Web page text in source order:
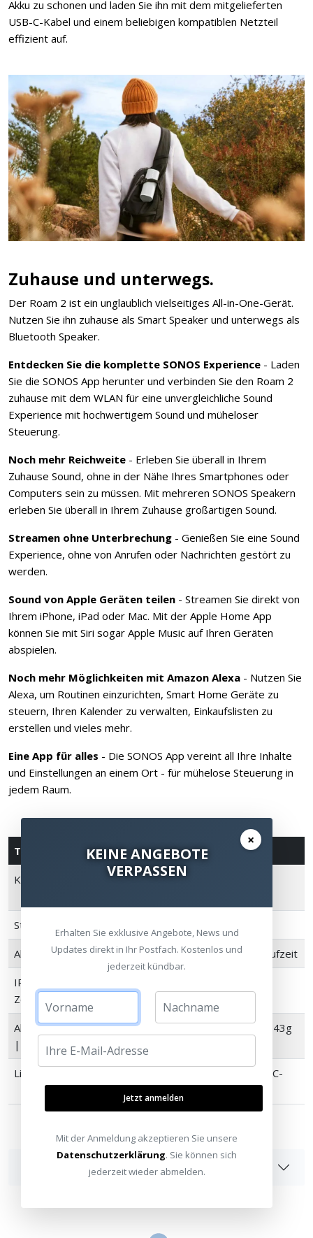
Akku zu schonen und laden Sie ihn mit dem mitgelieferten
USB-C-Kabel und einem beliebigen kompatiblen Netzteil
effizient auf.
Zuhause und unterwegs.
Der Roam 2 ist ein unglaublich vielseitiges All-in-One-Gerät.
Nutzen Sie ihn zuhause als Smart Speaker und unterwegs als
Bluetooth Speaker.
Entdecken Sie die komplette SONOS Experience - Laden
Sie die SONOS App herunter und verbinden Sie den Roam 2
zuhause mit dem WLAN für eine unvergleichliche Sound
Experience mit hochwertigem Sound und müheloser
Steuerung.
Noch mehr Reichweite - Erleben Sie überall in Ihrem
Zuhause Sound, ohne in der Nähe Ihres Smartphones oder
Computers sein zu müssen. Mit mehreren SONOS Speakern
erleben Sie überall in Ihrem Zuhause großartigen Sound.
Streamen ohne Unterbrechung - Genießen Sie eine Sound
Experience, ohne von Anrufen oder Nachrichten gestört zu
werden.
Sound von Apple Geräten teilen - Streamen Sie direkt von
Ihrem iPhone, iPad oder Mac. Mit der Apple Home App
können Sie mit Siri sogar Apple Music auf Ihren Geräten
abspielen.
Noch mehr Möglichkeiten mit Amazon Alexa - Nutzen Sie
Alexa, um Routinen einzurichten, Smart Home Geräte zu
steuern, Ihren Kalender zu verwalten, Einkaufslisten zu
erstellen und vieles mehr.
Eine App für alles - Die SONOS App vereint all Ihre Inhalte
und Einstellungen an einem Ort - für mühelose Steuerung in
jedem Raum.
Technische Spezifikationen
Konnektivität
WLAN a/b/g/n/ac 2,4GHz/5GHz |
Stromversorgung
Akku 18-Wh-Akku bis zu 10 Stunden Laufzeit
IP67
Zertifizierung
Abmessungen
| Gewicht
168 x 62 x 60 mm (H x B x T) | 0,43g
Lieferumfang
SONOS Roam 2 | USB-C-zu-USB-C-
Kabel 1,2m | Kurzanleitung
Angaben zur Produktsicherheit
×
KEINE ANGEBOTE
VERPASSEN
Erhalten Sie exklusive Angebote, News und
Updates direkt in Ihr Postfach. Kostenlos und
jederzeit kündbar.
Jetzt anmelden
Mit der Anmeldung akzeptieren Sie unsere
Datenschutzerklärung. Sie können sich
jederzeit wieder abmelden.